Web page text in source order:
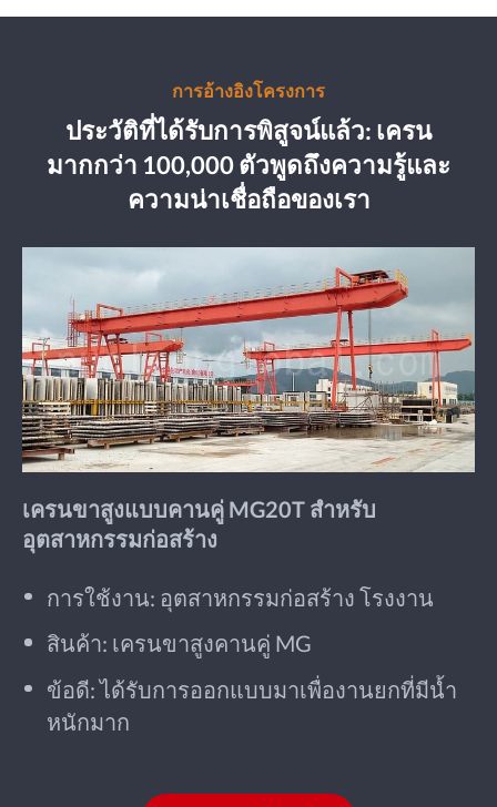
การอ้างอิงโครงการ
ประวัติที่ได้รับการพิสูจน์แล้ว: เครน
มากกว่า 100,000 ตัวพูดถึงความรู้และ
ความน่าเชื่อถือของเรา
เครนขาสูงแบบคานคู่ MG20T สำหรับ
อุตสาหกรรมก่อสร้าง
การใช้งาน: อุตสาหกรรมก่อสร้าง โรงงาน
สินค้า: เครนขาสูงคานคู่ MG
ข้อดี: ได้รับการออกแบบมาเพื่องานยกที่มีน้ำ
หนักมาก